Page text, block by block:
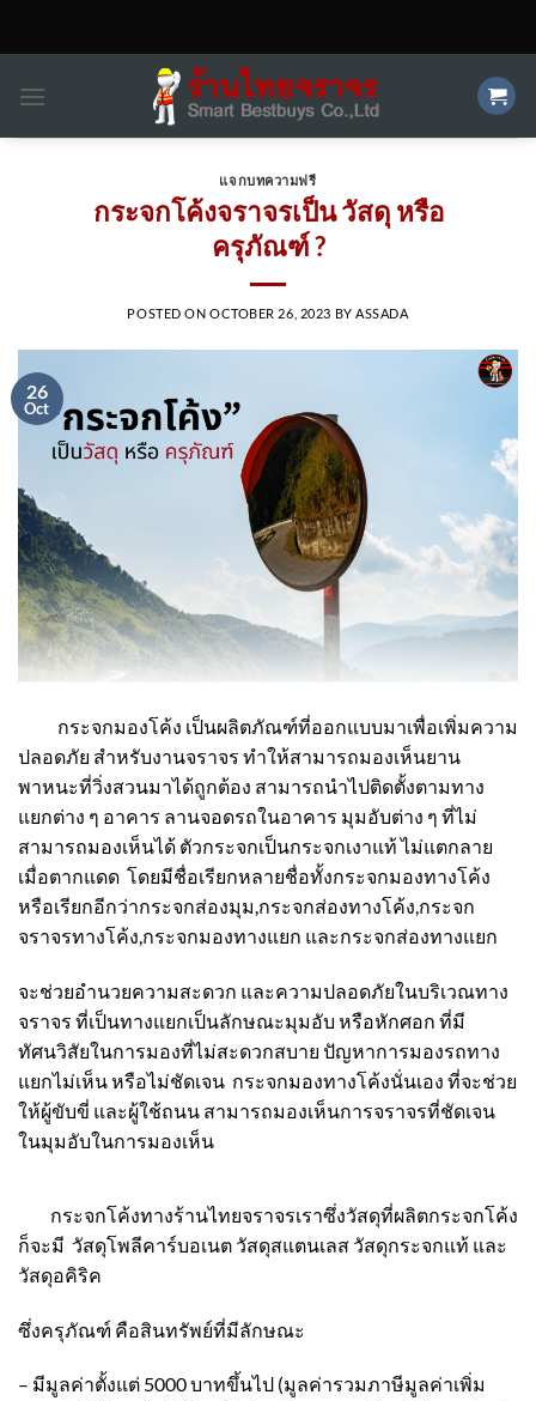
แจกบทความฟรี
กระจกโค้งจราจรเป็น วัสดุ หรือ
ครุภัณฑ์ ?
POSTED ON OCTOBER 26, 2023 BY ASSADA
26
Oct
กระจกมองโค้ง เป็นผลิตภัณฑ์ที่ออกแบบมาเพื่อเพิ่มความ
ปลอดภัย สำหรับงานจราจร ทำให้สามารถมองเห็นยาน
พาหนะที่วิ่งสวนมาได้ถูกต้อง สามารถนำไปติดตั้งตามทาง
แยกต่าง ๆ อาคาร ลานจอดรถในอาคาร มุมอับต่าง ๆ ที่ไม่
สามารถมองเห็นได้ ตัวกระจกเป็นกระจกเงาแท้ ไม่แตกลาย
เมื่อตากแดด โดยมีชื่อเรียกหลายชื่อทั้งกระจกมองทางโค้ง
หรือเรียกอีกว่ากระจกส่องมุม,กระจกส่องทางโค้ง,กระจก
จราจรทางโค้ง,กระจกมองทางแยก และกระจกส่องทางแยก
จะช่วยอำนวยความสะดวก และความปลอดภัยในบริเวณทาง
จราจร ที่เป็นทางแยกเป็นลักษณะมุมอับ หรือหักศอก ที่มี
ทัศนวิสัยในการมองที่ไม่สะดวกสบาย ปัญหาการมองรถทาง
แยกไม่เห็น หรือไม่ชัดเจน กระจกมองทางโค้งนั่นเอง ที่จะช่วย
ให้ผู้ขับขี่ และผู้ใช้ถนน สามารถมองเห็นการจราจรที่ชัดเจน
ในมุมอับในการมองเห็น
กระจกโค้งทางร้านไทยจราจรเราซึ่งวัสดุที่ผลิตกระจกโค้ง
ก็จะมี วัสดุโพลีคาร์บอเนต วัสดุสแตนเลส วัสดุกระจกแท้ และ
วัสดุอคิริค
ซึ่งครุภัณฑ์ คือสินทรัพย์ที่มีลักษณะ
– มีมูลค่าตั้งแต่ 5000 บาทขึ้นไป (มูลค่ารวมภาษีมูลค่าเพิ่ม